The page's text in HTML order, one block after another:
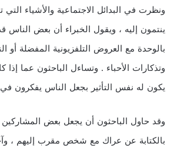
ونظرت في البدائل الاجتماعية والأشياء
ينتمون إليه ، ويقول الخبراء أن بعض الناس
بالوحدة مع العروض التلفزيونية المفضلة أو
وتذكارات الأحباء . وتساءل الباحثون عما إذا
يكون له نفس التأثير بجعل الناس يفكرون
وقد حاول الباحثون أن يجعل بعض
بالكتابة عن عراك مع شخص مقرب إليهم ،